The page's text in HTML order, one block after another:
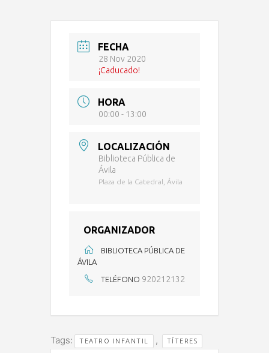
FECHA
28 Nov 2020
¡Caducado!
HORA
00:00 - 13:00
LOCALIZACIÓN
Biblioteca Pública de
Ávila
Plaza de la Catedral, Ávila
ORGANIZADOR
BIBLIOTECA PÚBLICA DE
ÁVILA
TELÉFONO 920212132
Tags: TEATRO INFANTIL , TÍTERES